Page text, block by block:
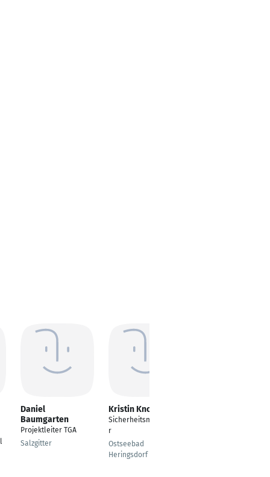
Daniel
Baumgarten
Projektleiter TGA
Salzgitter
Kristin Knoblich
Sicherheitsmitarbeite
r
Ostseebad
Heringsdorf